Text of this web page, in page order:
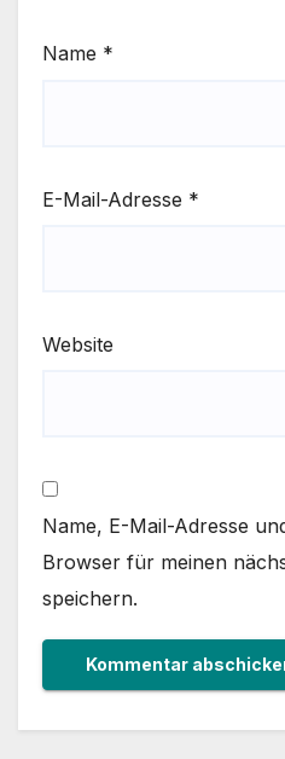
Name *
E-Mail-Adresse *
Website
Name, E-Mail-Adresse
Browser für meinen
speichern.